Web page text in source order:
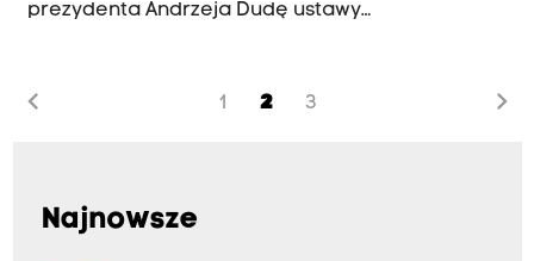
prezydenta Andrzeja Dudę ustawy
jakości dla pieców i węgla. O podpisanie tej
nie dać.
chevron_left 1 2 3 chevron_right
Najnowsze